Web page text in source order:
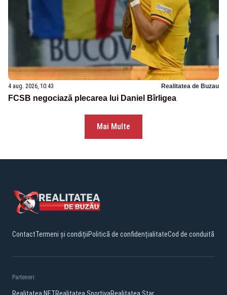
4 aug. 2026, 10:43 Realitatea de Buzau
FCSB negociază plecarea lui Daniel Bîrligea
Mai Multe
ContactTermeni și condițiiPolitică de confidențialitateCod de conduită
Parteneri: